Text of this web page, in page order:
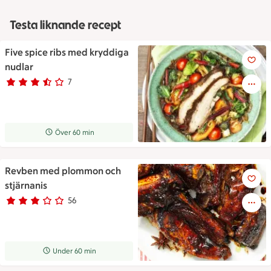
Testa liknande recept
Five spice ribs med kryddiga
nudlar
Betyg 3.7 av 5. 7
7 personer har röstat
Receptet tar Över 60 min att tillaga
Över 60 min
Five spice ribs med kryddiga
Revben med plommon och
stjärnanis
Betyg 3 av 5.
56
56 personer har röstat
Receptet tar Under 60 min att tillaga
Under 60 min
Revben med plommon och